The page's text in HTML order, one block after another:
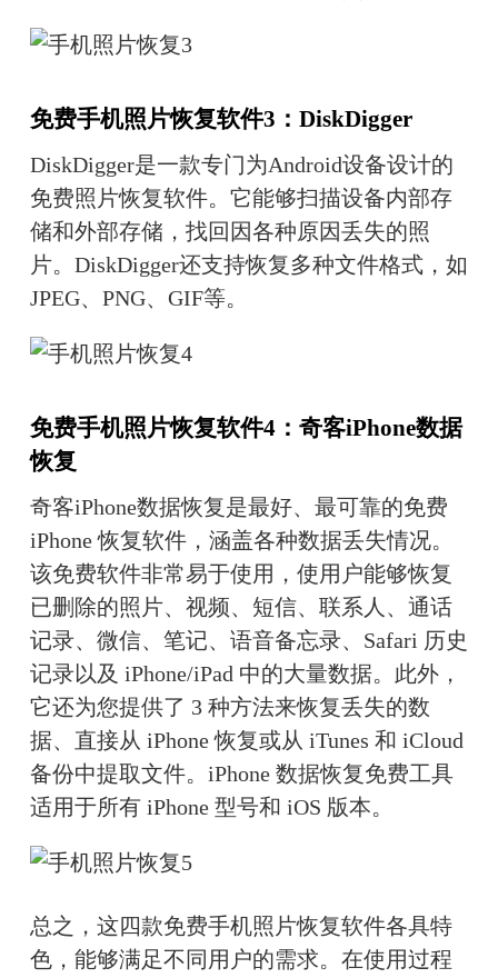
免费手机照片恢复软件3：DiskDigger
DiskDigger是一款专门为Android设备设计的
免费照片恢复软件。它能够扫描设备内部存
储和外部存储，找回因各种原因丢失的照
片。DiskDigger还支持恢复多种文件格式，如
JPEG、PNG、GIF等。
免费手机照片恢复软件4：奇客iPhone数据
恢复
奇客iPhone数据恢复是最好、最可靠的免费
iPhone 恢复软件，涵盖各种数据丢失情况。
该免费软件非常易于使用，使用户能够恢复
已删除的照片、视频、短信、联系人、通话
记录、微信、笔记、语音备忘录、Safari 历史
记录以及 iPhone/iPad 中的大量数据。此外，
它还为您提供了 3 种方法来恢复丢失的数
据、直接从 iPhone 恢复或从 iTunes 和 iCloud
备份中提取文件。iPhone 数据恢复免费工具
适用于所有 iPhone 型号和 iOS 版本。
总之，这四款免费手机照片恢复软件各具特
色，能够满足不同用户的需求。在使用过程